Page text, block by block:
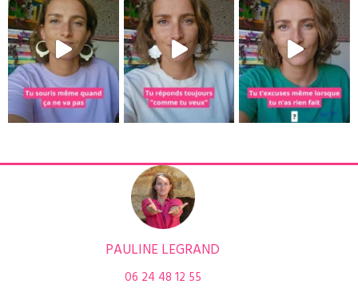
PAULINE LEGRAND
06 24 48 12 55